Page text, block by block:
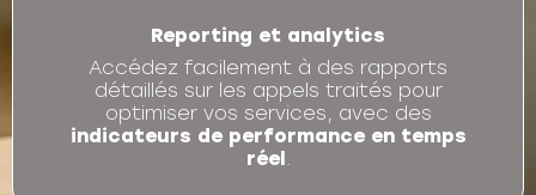
Reporting et analytics
Accédez facilement à des rapports
détaillés sur les appels traités pour
optimiser vos services, avec des
indicateurs de performance en temps
réel.